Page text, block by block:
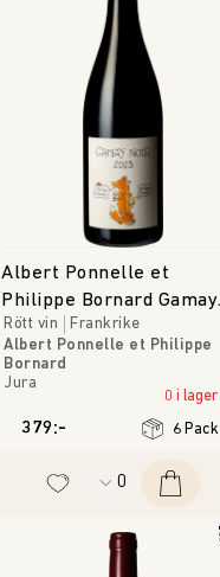
Albert Ponnelle et
Philippe Bornard Gamay
Noir
Rött vin
Frankrike
Albert Ponnelle et Philippe
Bornard
Jura
0 i lager
379:- 6 Pack